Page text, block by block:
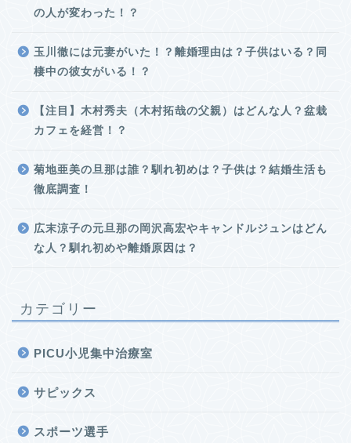
の人が変わった！？
玉川徹には元妻がいた！？離婚理由は？子供はいる？同
棲中の彼女がいる！？
【注目】木村秀夫（木村拓哉の父親）はどんな人？盆栽
カフェを経営！？
菊地亜美の旦那は誰？馴れ初めは？子供は？結婚生活も
徹底調査！
広末涼子の元旦那の岡沢高宏やキャンドルジュンはどん
な人？馴れ初めや離婚原因は？
カテゴリー
PICU小児集中治療室
サピックス
スポーツ選手